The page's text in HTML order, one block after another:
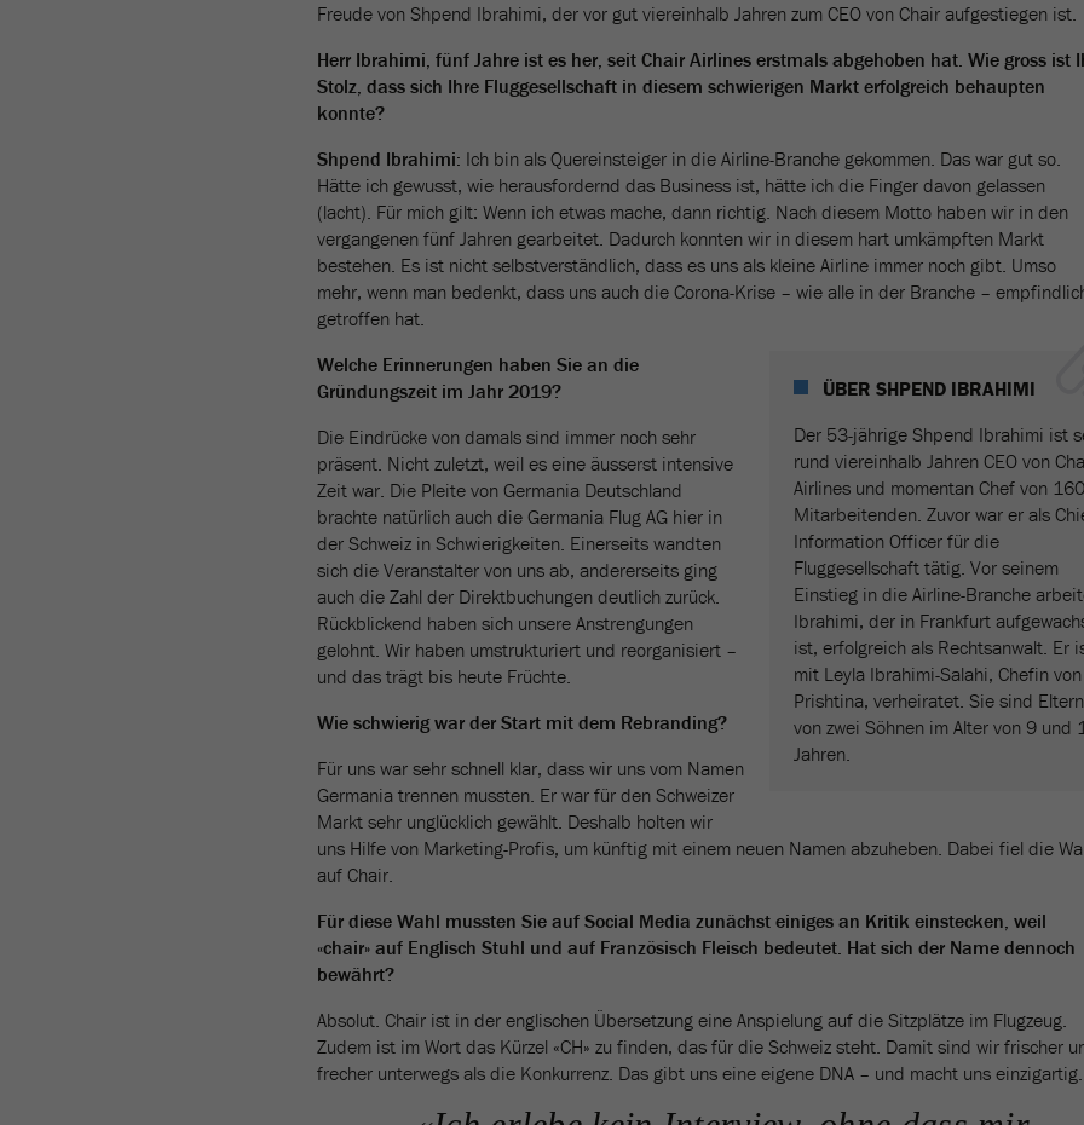
Freude von Shpend Ibrahimi, der vor gut viereinhalb Jahren zum CEO von Chair aufgestiegen ist.
Herr Ibrahimi, fünf Jahre ist es her, seit Chair Airlines erstmals abgehoben hat. Wie gross ist
Stolz, dass sich Ihre Fluggesellschaft in diesem schwierigen Markt erfolgreich behaupten
konnte?
Shpend Ibrahimi: Ich bin als Quereinsteiger in die Airline-Branche gekommen. Das war gut so.
Hätte ich gewusst, wie herausfordernd das Business ist, hätte ich die Finger davon gelassen
(lacht). Für mich gilt: Wenn ich etwas mache, dann richtig. Nach diesem Motto haben wir in den
vergangenen fünf Jahren gearbeitet. Dadurch konnten wir in diesem hart umkämpften Markt
bestehen. Es ist nicht selbstverständlich, dass es uns als kleine Airline immer noch gibt. Umso
mehr, wenn man bedenkt, dass uns auch die Corona-Krise – wie alle in der Branche –
getroffen hat.
ÜBER SHPEND IBRAHIMI
Der 53-jährige Shpend Ibrahimi ist
rund viereinhalb Jahren CEO von
Airlines und momentan Chef von 160
Mitarbeitenden. Zuvor war er als
Information Officer für die
Fluggesellschaft tätig. Vor seinem
Einstieg in die Airline-Branche
Ibrahimi, der in Frankfurt
ist, erfolgreich als Rechtsanwalt. Er
mit Leyla Ibrahimi-Salahi, Chefin
Prishtina, verheiratet. Sie sind Eltern
von zwei Söhnen im Alter von 9 und
Jahren.
Welche Erinnerungen haben Sie an die
Gründungszeit im Jahr 2019?
Die Eindrücke von damals sind immer noch sehr
präsent. Nicht zuletzt, weil es eine äusserst intensive
Zeit war. Die Pleite von Germania Deutschland
brachte natürlich auch die Germania Flug AG hier in
der Schweiz in Schwierigkeiten. Einerseits wandten
sich die Veranstalter von uns ab, andererseits ging
auch die Zahl der Direktbuchungen deutlich zurück.
Rückblickend haben sich unsere Anstrengungen
gelohnt. Wir haben umstrukturiert und reorganisiert –
und das trägt bis heute Früchte.
Wie schwierig war der Start mit dem Rebranding?
Für uns war sehr schnell klar, dass wir uns vom Namen
Germania trennen mussten. Er war für den Schweizer
Markt sehr unglücklich gewählt. Deshalb holten wir
uns Hilfe von Marketing-Profis, um künftig mit einem neuen Namen abzuheben. Dabei fiel die
auf Chair.
Für diese Wahl mussten Sie auf Social Media zunächst einiges an Kritik einstecken, weil
«chair» auf Englisch Stuhl und auf Französisch Fleisch bedeutet. Hat sich der Name dennoch
bewährt?
Absolut. Chair ist in der englischen Übersetzung eine Anspielung auf die Sitzplätze im Flugzeug.
Zudem ist im Wort das Kürzel «CH» zu finden, das für die Schweiz steht. Damit sind wir frischer
frecher unterwegs als die Konkurrenz. Das gibt uns eine eigene DNA – und macht uns einzigartig.